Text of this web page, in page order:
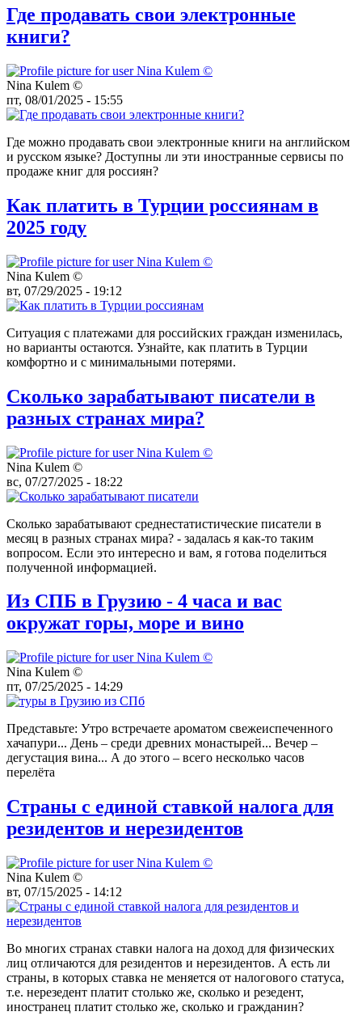
Где продавать свои электронные
книги?
Nina Kulem ©️
пт, 08/01/2025 - 15:55
Где можно продавать свои электронные книги на английском
и русском языке? Доступны ли эти иностранные сервисы по
продаже книг для россиян?
Как платить в Турции россиянам в
2025 году
Nina Kulem ©️
вт, 07/29/2025 - 19:12
Ситуация с платежами для российских граждан изменилась,
но варианты остаются. Узнайте, как платить в Турции
комфортно и с минимальными потерями.
Сколько зарабатывают писатели в
разных странах мира?
Nina Kulem ©️
вс, 07/27/2025 - 18:22
Сколько зарабатывают среднестатистические писатели в
месяц в разных странах мира? - задалась я как-то таким
вопросом. Если это интересно и вам, я готова поделиться
полученной информацией.
Из СПБ в Грузию - 4 часа и вас
окружат горы, море и вино
Nina Kulem ©️
пт, 07/25/2025 - 14:29
Представьте: Утро встречаете ароматом свежеиспеченного
хачапури... День – среди древних монастырей... Вечер –
дегустация вина... А до этого – всего несколько часов
перелёта
Страны с единой ставкой налога для
резидентов и нерезидентов
Nina Kulem ©️
вт, 07/15/2025 - 14:12
Во многих странах ставки налога на доход для физических
лиц отличаются для резидентов и нерезидентов. А есть ли
страны, в которых ставка не меняется от налогового статуса,
т.е. нерезедент платит столько же, сколько и резедент,
иностранец платит столько же, сколько и гражданин?